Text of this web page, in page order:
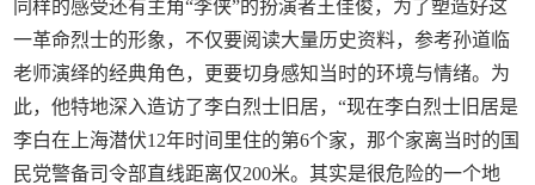
同样的感受还有主角“李侠”的扮演者王佳俊，为了塑造好这
一革命烈士的形象，不仅要阅读大量历史资料，参考孙道临
老师演绎的经典角色，更要切身感知当时的环境与情绪。为
此，他特地深入造访了李白烈士旧居，“现在李白烈士旧居是
李白在上海潜伏12年时间里住的第6个家，那个家离当时的国
民党警备司令部直线距离仅200米。其实是很危险的一个地